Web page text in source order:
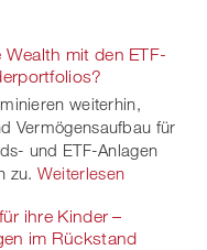
Xing
mit den ETF-
weiterhin,
Vermögensaufbau für
und ETF-Anlagen
zu. Weiterlesen
ihre Kinder –
im Rückstand